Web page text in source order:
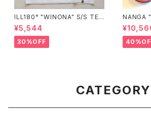
ILL180° "WINONA" S/S TE
E"
¥5,544
30%OFF
NANGA
VERSAL"
CATEGORY